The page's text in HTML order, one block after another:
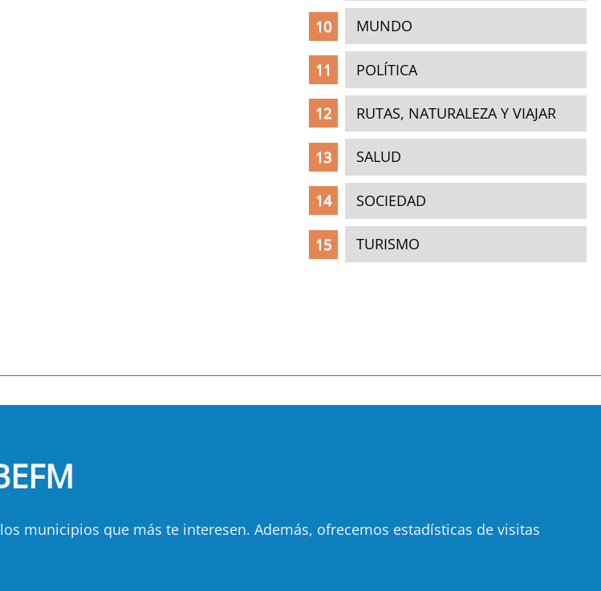
MUNDO
POLÍTICA
RUTAS, NATURALEZA Y VIAJAR
SALUD
SOCIEDAD
TURISMO
municipios que más te interesen. Además, ofrecemos estadísticas de visitas